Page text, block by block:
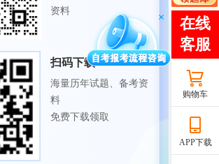
资料
扫码下载APP
海量历年试题、备考资
料
免费下载领取
购物车
APP下载